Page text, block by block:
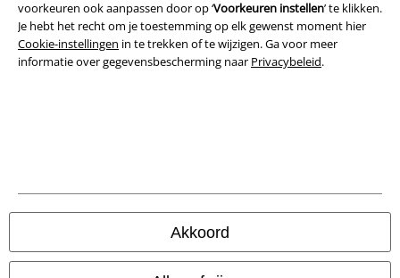
voorkeuren ook aanpassen door op ‘Voorkeuren instellen’ te klikken.
Je hebt het recht om je toestemming op elk gewenst moment hier
Cookie-instellingen in te trekken of te wijzigen. Ga voor meer
informatie over gegevensbescherming naar Privacybeleid.
Akkoord
Algemene Voorwaarden
Bedrijfsgegevens
Annuleer bestelling